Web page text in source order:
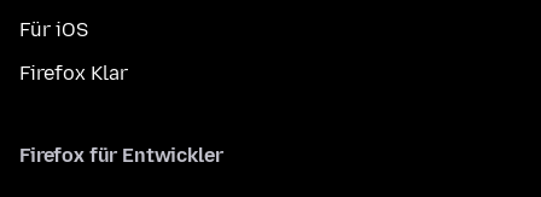
Für iOS
Firefox Klar
Firefox für Entwickler